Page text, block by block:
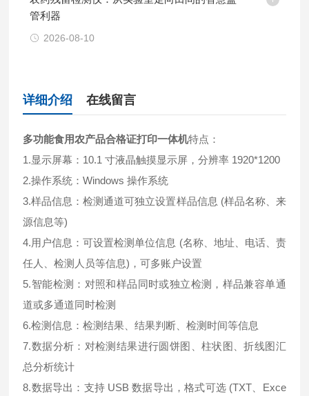
管利器
2026-08-10
详细介绍 在线留言
多功能食用农产品合格证打印一体机特点：
1.显示屏幕：10.1 寸液晶触摸显示屏，分辨率 1920*1200
2.操作系统：Windows 操作系统
3.样品信息：检测通道可独立设置样品信息 (样品名称、来
源信息等)
4.用户信息：可设置检测单位信息 (名称、地址、电话、责
任人、检测人员等信息)，可多账户设置
5.智能检测：对照和样品同时或独立检测，样品兼容单通
道或多通道同时检测
6.检测信息：检测结果、结果判断、检测时间等信息
7.数据分析：对检测结果进行圆饼图、柱状图、折线图汇
总分析统计
8.数据导出：支持 USB 数据导出，格式可选 (TXT、Exce